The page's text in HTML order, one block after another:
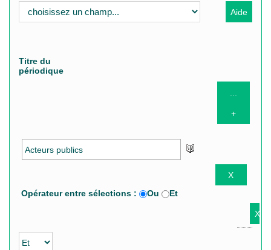
Titre du
périodique
Opérateur entre sélections : Ou Et